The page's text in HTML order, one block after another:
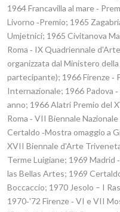
1964 Francavilla al mare ‑
Livorno ‑Premio; 1965
Umjetnici; 1965 Civitanova
Roma ‑ IX Quadriennale
organizzata dal Ministero
partecipante); 1966 Firenze ‑
Internazionale; 1966 Padova
anno; 1966 Alatri Premio del
Roma ‑ VII Biennale
Certaldo ‑Mostra omaggio a
XVII Biennale d'Arte
Terme Luigiane; 1969 Madrid
las Bellas Artes; 1969
Boccaccio; 1970 Jesolo – I
1970‑'72 Firenze ‑ VI e VII